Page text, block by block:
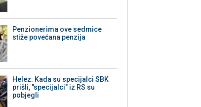
Penzionerima ove sedmice
stiže povećana penzija
Helez: Kada su specijalci SBK
prišli, "specijalci" iz RS su
pobjegli